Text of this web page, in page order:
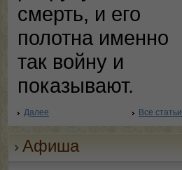
смерть, и его
полотна именно
так войну и
показывают.
Далее Все статьи
Афиша